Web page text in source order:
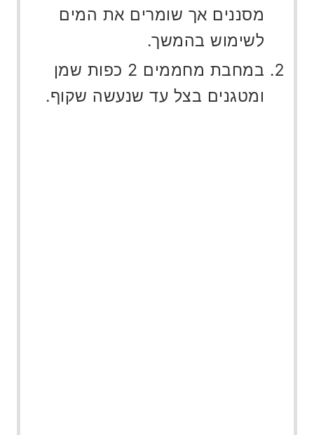
מסננים אך שומרים את המים
לשימוש בהמשך.
במחבת מחממים 2 כפות שמן
ומטגנים בצל עד שנעשה שקוף.